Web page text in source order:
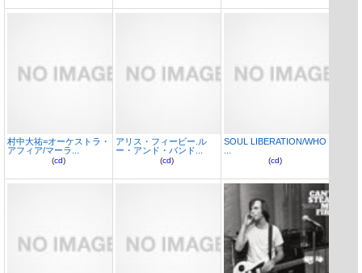
村中大祐=オーケストラ・
アフィア/マーラ...
(cd)
アリス・フィービー.ル
ー・アンド・バンド...
(cd)
SOUL LIBERATION/WHO
(cd)